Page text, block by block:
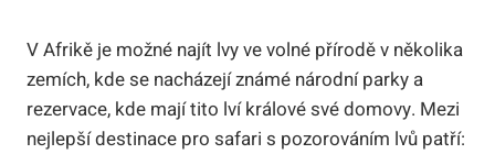
V Afrikě je možné najít lvy ve volné přírodě v několika
zemích, kde se nacházejí známé národní parky a
rezervace, kde mají tito lví králové své domovy. Mezi
nejlepší destinace pro safari s pozorováním lvů patří: